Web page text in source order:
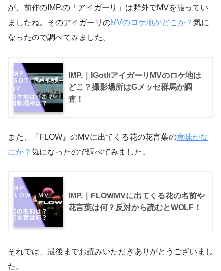
が、前作のIMP.の「アイガーリ」は野外でMVを撮ってい
ましたね。そのアイガーリのMVのロケ地がどこか？ 気に
なったので調べてみました。
IMP.｜IGotItアイガーリMVのロケ地は
どこ？撮影場所はGメッセ群馬か調
査！
また、『FLOW』のMVに出てくる花の花言葉の意味がな
にか？ 気になったので調べてみました。
IMP.｜FLOWMVに出てくる花の名前や
花言葉は何？反対から読むとWOLF！
それでは、最後までお読みいただきありがとうございまし
た。